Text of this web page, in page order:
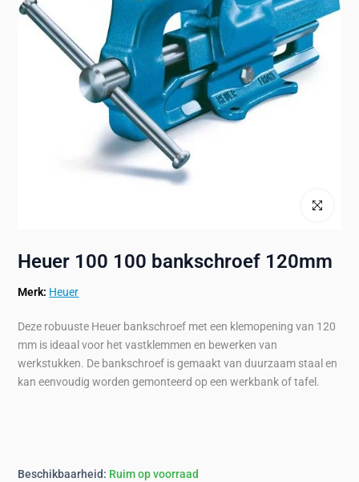
Klik om te
Heuer 100 100 bankschroef 120mm
Merk: Heuer
Deze robuuste Heuer bankschroef met een klemopening van 120
mm is ideaal voor het vastklemmen en bewerken van
werkstukken. De bankschroef is gemaakt van duurzaam staal en
kan eenvoudig worden gemonteerd op een werkbank of tafel.
Beschikbaarheid: Ruim op voorraad